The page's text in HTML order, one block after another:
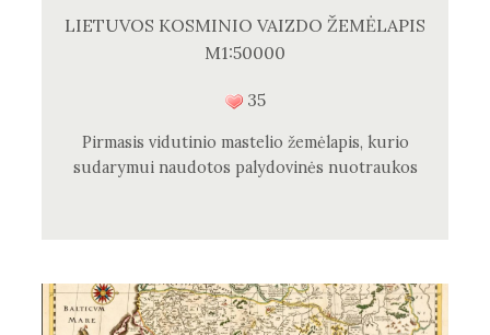
LIETUVOS KOSMINIO VAIZDO ŽEMĖLAPIS
M1:50000
35
Pirmasis vidutinio mastelio žemėlapis, kurio
sudarymui naudotos palydovinės nuotraukos